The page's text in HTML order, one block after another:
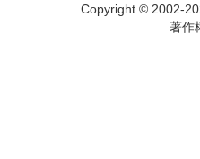
Copyright © 2002-
著作